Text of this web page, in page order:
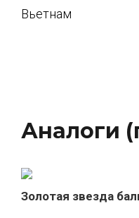
Вьетнам
Аналоги
Золотая звезда